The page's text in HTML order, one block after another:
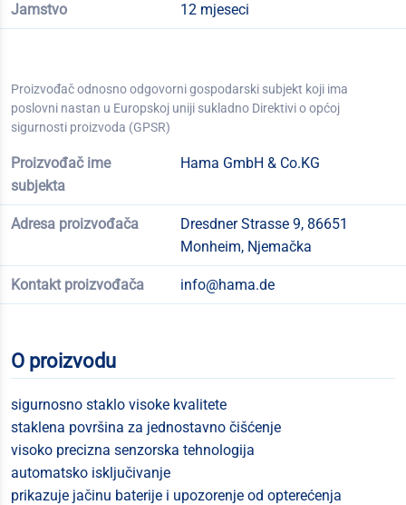
Jamstvo 12 mjeseci
Proizvođač odnosno odgovorni gospodarski subjekt koji ima
poslovni nastan u Europskoj uniji sukladno Direktivi o općoj
sigurnosti proizvoda (GPSR)
Proizvođač ime
subjekta
Hama GmbH & Co.KG
Adresa proizvođača
Dresdner Strasse 9, 86651
Monheim, Njemačka
Kontakt proizvođača info@hama.de
O proizvodu
sigurnosno staklo visoke kvalitete
staklena površina za jednostavno čišćenje
visoko precizna senzorska tehnologija
automatsko isključivanje
prikazuje jačinu baterije i upozorenje od opterećenja